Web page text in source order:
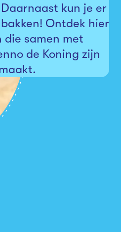
kun je er
Ontdek hier
die samen met
de Koning zijn